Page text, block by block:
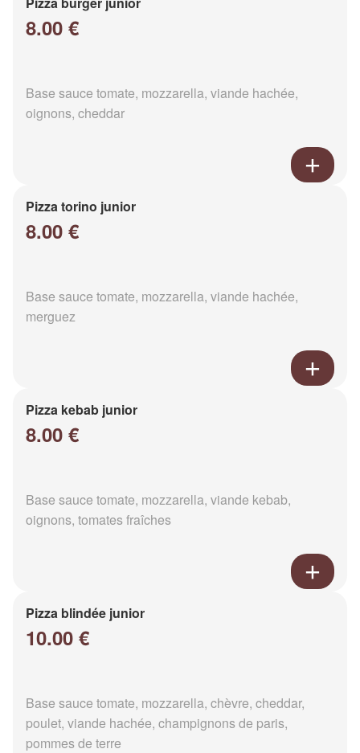
8.00 €
Base sauce tomate, mozzarella, viande hachée,
oignons, cheddar
Pizza torino junior
8.00 €
Base sauce tomate, mozzarella, viande hachée,
merguez
Pizza kebab junior
8.00 €
Base sauce tomate, mozzarella, viande kebab,
oignons, tomates fraîches
Pizza blindée junior
10.00 €
Base sauce tomate, mozzarella, chèvre, cheddar,
poulet, viande hachée, champignons de paris,
pommes de terre